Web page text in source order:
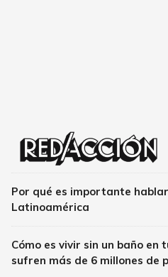
Por qué es importante
Latinoamérica
Cómo es vivir sin un baño en
sufren más de 6 millones de